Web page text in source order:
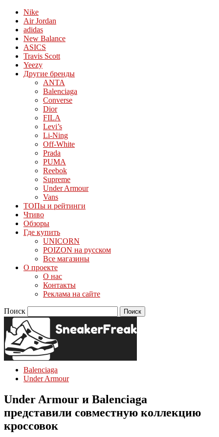
Nike
Air Jordan
adidas
New Balance
ASICS
Travis Scott
Yeezy
Другие бренды
ANTA
Balenciaga
Converse
Dior
FILA
Levi’s
Li-Ning
Off-White
Prada
PUMA
Reebok
Supreme
Under Armour
Vans
ТОПы и рейтинги
Чтиво
Обзоры
Где купить
UNICORN
POIZON на русском
Все магазины
О проекте
О нас
Контакты
Реклама на сайте
Поиск
Balenciaga
Under Armour
Under Armour и Balenciaga
представили совместную коллекцию
кроссовок